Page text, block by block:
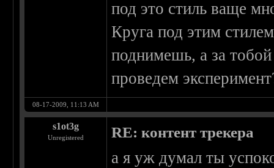
под это стиль ваще
Круга под этим
поднимешь, а за
проведем
08-17-2009, 11:13 AM
s1ot3g
Unregistered RE: контент трекера
а я уж думал ты